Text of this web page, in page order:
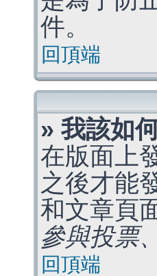
件。
回頂端
» 我該如
在版面上
之後才能
和文章頁
參與投票
回頂端